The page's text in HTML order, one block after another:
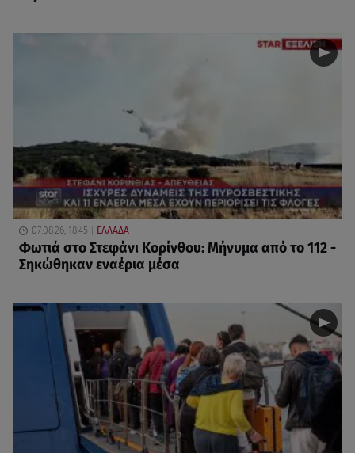
07.08.26, 18:45 ΕΛΛΑΔΑ
Φωτιά στο Στεφάνι Κορίνθου: Μήνυμα από το 112 -
Σηκώθηκαν εναέρια μέσα